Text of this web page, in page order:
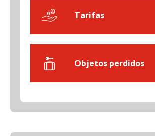
Tarifas
Objetos perdidos